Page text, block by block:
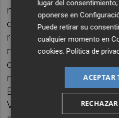
necesario entender que
o interpretación de la
respete las resoluciones
materia de lengua
constitucionalidad en el
nuestra norma
Estatuto de Autonomía
Valenciana, y la ley de
lugar del
oponerse en
Puede retirar su
cualquier momento en
cookies .Política de
ACEPTAR